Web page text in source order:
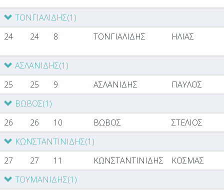
ΤΟΝΓΙΑΛΙΔΗΣ(1)
24
24 8 ΤΟΝΓΙΑΛΙΔΗΣ ΗΛΙΑΣ
ΑΣΛΑΝΙΔΗΣ(1)
25
25 9 ΑΣΛΑΝΙΔΗΣ
ΠΑΥΛΟΣ
ΒΩΒΟΣ(1)
26
26 10 ΒΩΒΟΣ
ΣΤΕΛΙΟΣ
ΚΩΝΣΤΑΝΤΙΝΙΔΗΣ(1)
27
27 11 ΚΩΝΣΤΑΝΤΙΝΙΔΗΣ
ΚΟΣΜΑΣ
ΤΟΥΜΑΝΙΔΗΣ(1)